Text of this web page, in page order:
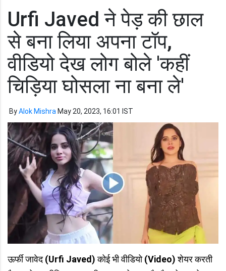
Urfi Javed ने पेड़ की छाल
से बना लिया अपना टॉप,
वीडियो देख लोग बोले 'कहीं
चिड़िया घोसला ना बना ले'
ByAlok Mishra May 20, 2023, 16:01 IST
ऊर्फी जावेद(Urfi Javed)कोई भी वीडियो(Video)शेयर करती